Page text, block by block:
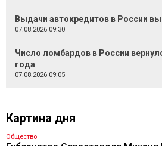
Выдачи автокредитов в России
07.08.2026 09:30
Число ломбардов в России
года
07.08.2026 09:05
Картина дня
Общество